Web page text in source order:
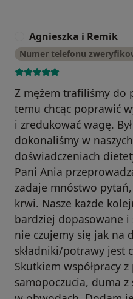
Agnieszka i Remik
Numer telefonu
Z mężem trafiliśmy do
temu chcąc poprawić
i zredukować wagę.
dokonaliśmy w
doświadczeniach
Pani Ania
zadaje mnóstwo
krwi. Nasze każde
bardziej dopasowane
nie czujemy się jak na
składniki/potrawy jest
Skutkiem współpracy
samopoczucia, duma